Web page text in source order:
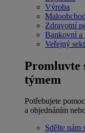
Výroba
Maloobchod
Zdravotní
Bankovní a
Veřejný
Promluvte
týmem
Potřebujete
a objednáním
Sdělte nám